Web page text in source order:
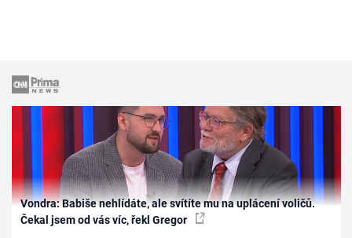
Vondra: Babiše nehlídáte, ale svítíte mu na uplácení voličů.
Čekal jsem od vás víc, řekl Gregor